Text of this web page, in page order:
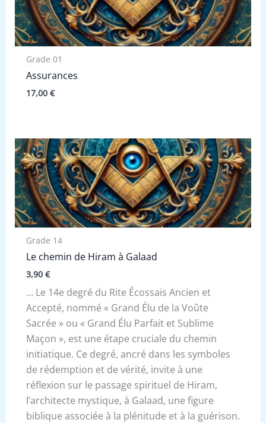
Grade 01
Assurances
17,00 €
Grade 14
Le chemin de Hiram à Galaad
3,90 €
… Le 14e degré du Rite Écossais Ancien et
Accepté, nommé « Grand Élu de la Voûte
Sacrée » ou « Grand Élu Parfait et Sublime
Maçon », est une étape cruciale du chemin
initiatique. Ce degré, ancré dans les symboles
de rédemption et de vérité, invite à une
réflexion sur le passage spirituel de Hiram,
l’architecte mystique, à Galaad, une figure
biblique associée à la plénitude et à la guérison.